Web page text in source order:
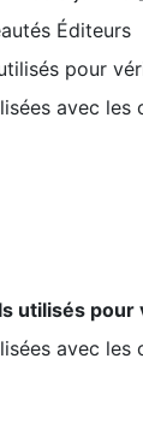
Éditeurs
pour
avec les
utilisés pour
avec les